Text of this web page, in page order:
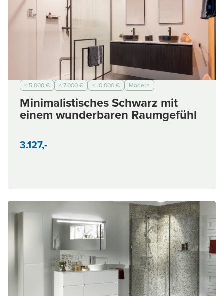
< 5.000 € < 7.000 € < 10.000 € Modern
Minimalistisches Schwarz mit
einem wunderbaren Raumgefühl
3.127,-